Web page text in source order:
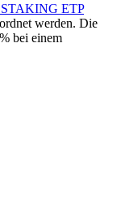
ETP
werden. Die
bei einem